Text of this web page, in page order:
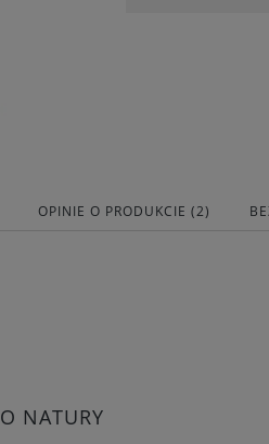
OPINIE O PRODUKCIE (2)
NATURY